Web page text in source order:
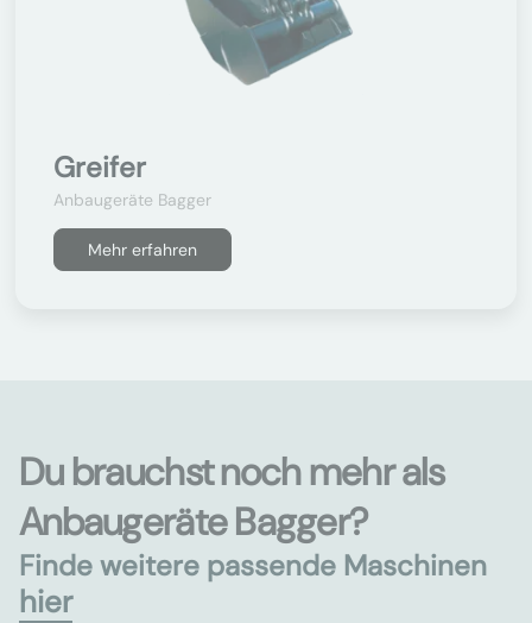
Greifer
Anbaugeräte Bagger
Mehr erfahren
Du brauchst noch mehr als
Anbaugeräte Bagger?
Finde weitere passende Maschinen
hier